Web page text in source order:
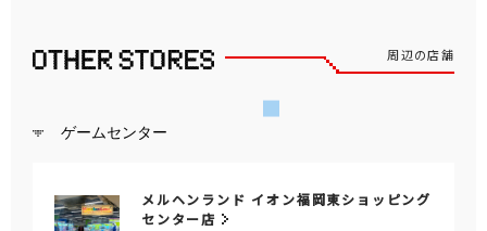
周辺の店舗
ゲームセンター
メルヘンランド イオン福岡東ショッピング
センター店